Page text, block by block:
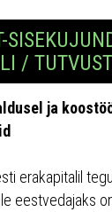
/
ja
erakapitalil
eestvedajaks